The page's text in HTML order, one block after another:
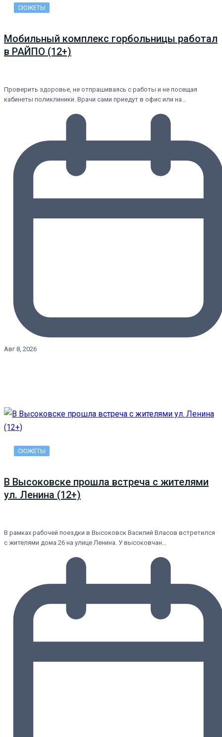
СЮЖЕТЫ
Мобильный комплекс горбольницы работал
в РАЙПО (12+)
Проверить здоровье, не отпрашиваясь с работы и не посещая
кабинеты поликлиники. Врачи сами приедут в офис или на…
Авг 8, 2026
СЮЖЕТЫ
В Высоковске прошла встреча с жителями
ул. Ленина (12+)
В рамках рабочей поездки в Высоковск Василий Власов встретился
с жителями дома 26 на улице Ленина. У высоковчан…